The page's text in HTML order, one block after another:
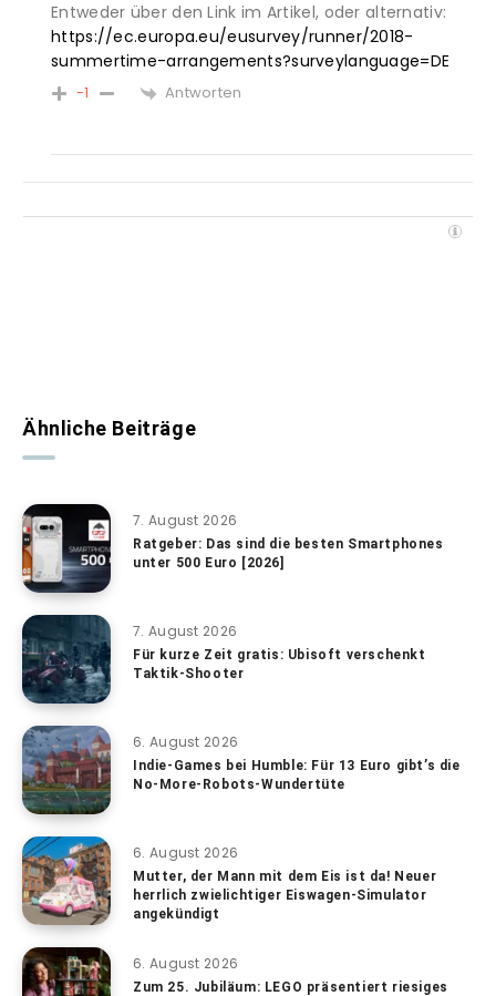
Entweder über den Link im Artikel, oder alternativ:
https://ec.europa.eu/eusurvey/runner/2018-
summertime-arrangements?surveylanguage=DE
-1 Antworten
Ähnliche Beiträge
7. August 2026
Ratgeber: Das sind die besten Smartphones
unter 500 Euro [2026]
7. August 2026
Für kurze Zeit gratis: Ubisoft verschenkt
Taktik-Shooter
6. August 2026
Indie-Games bei Humble: Für 13 Euro gibt’s die
No-More-Robots-Wundertüte
6. August 2026
Mutter, der Mann mit dem Eis ist da! Neuer
herrlich zwielichtiger Eiswagen-Simulator
angekündigt
6. August 2026
Zum 25. Jubiläum: LEGO präsentiert riesiges